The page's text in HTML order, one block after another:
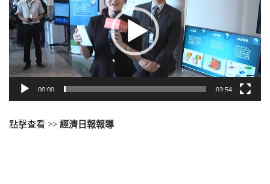
放
器
00:00 03:54
點擊查看 >> 經濟日報報導